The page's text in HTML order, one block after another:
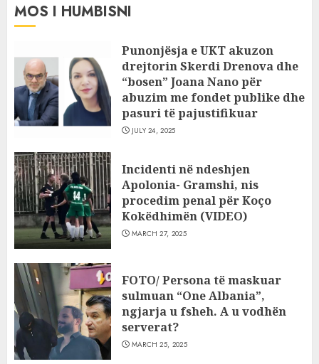
MOS I HUMBISNI
Punonjësja e UKT akuzon
drejtorin Skerdi Drenova dhe
“bosen” Joana Nano për
abuzim me fondet publike dhe
pasuri të pajustifikuar
JULY 24, 2025
Incidenti në ndeshjen
Apolonia- Gramshi, nis
procedim penal për Koço
Kokëdhimën (VIDEO)
MARCH 27, 2025
FOTO/ Persona të maskuar
sulmuan “One Albania”,
ngjarja u fsheh. A u vodhën
serverat?
MARCH 25, 2025